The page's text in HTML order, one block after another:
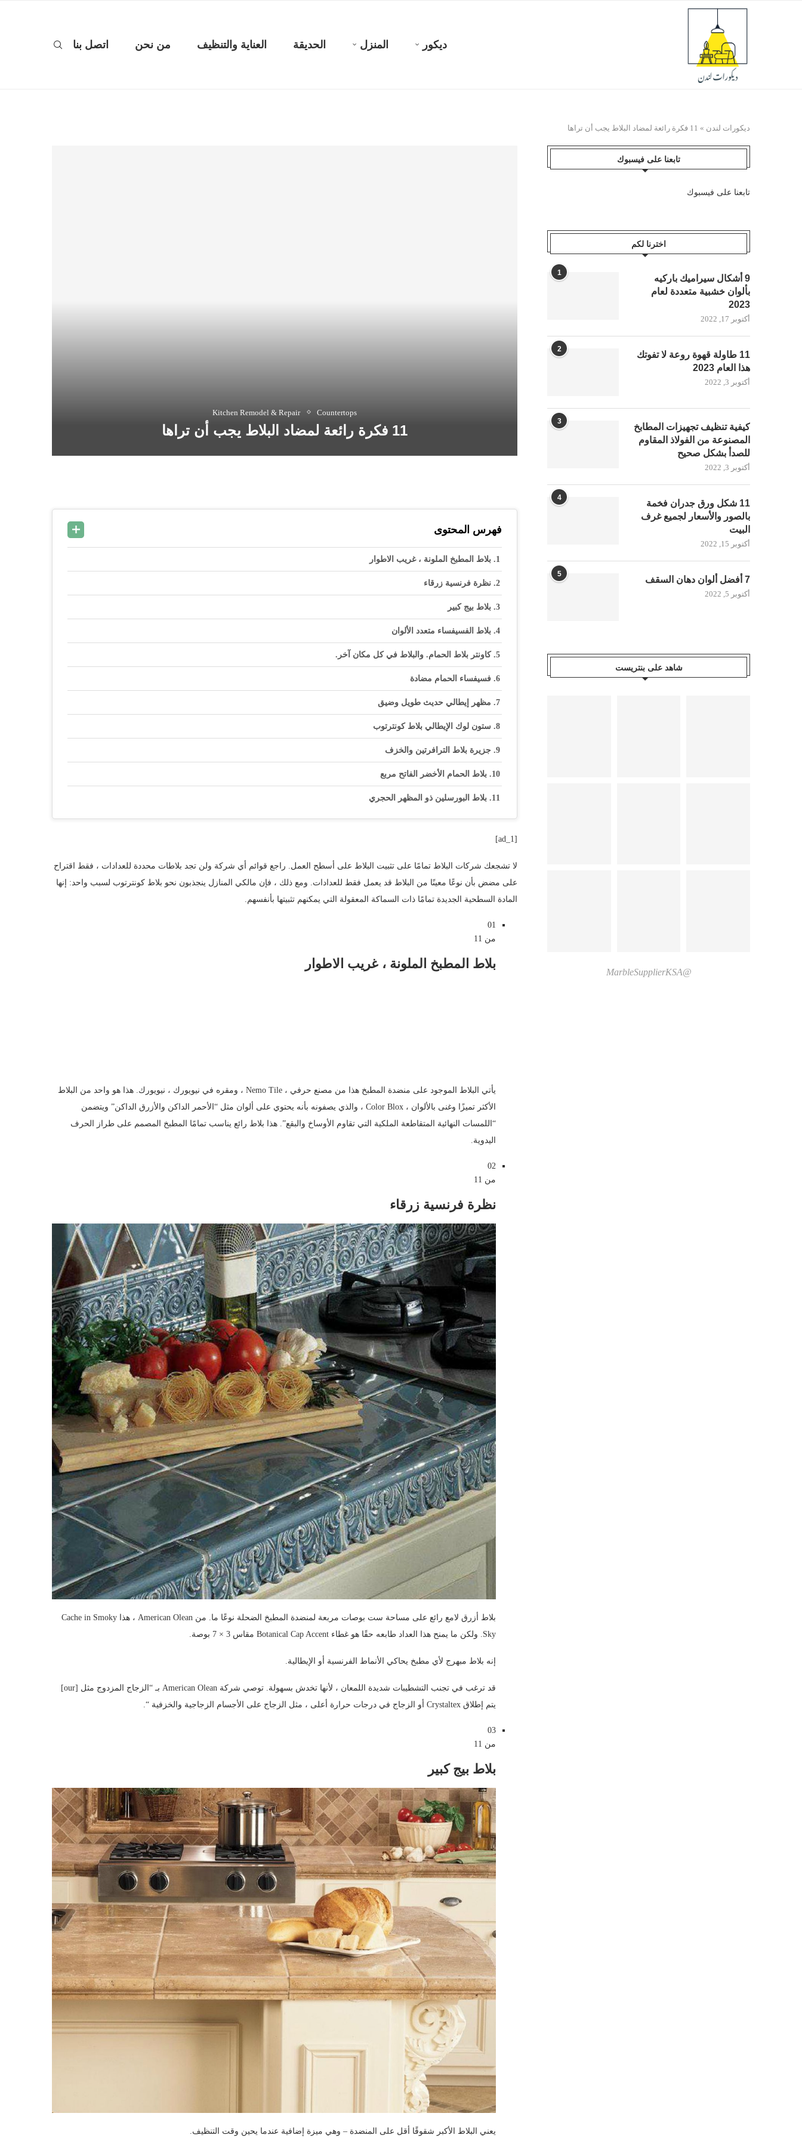
ديكور المنزل الحديقة العناية والتنظيف من نحن اتصل بنا
ديكورات لندن » 11 فكرة رائعة لمضاد البلاط يجب أن تراها
Countertops
Kitchen Remodel & Repair
11 فكرة رائعة لمضاد البلاط يجب أن تراها
فهرس المحتوى
بلاط المطبخ الملونة ، غريب الاطوار
نظرة فرنسية زرقاء
بلاط بيج كبير
بلاط الفسيفساء متعدد الألوان
كاونتر بلاط الحمام. والبلاط في كل مكان آخر.
فسيفساء الحمام مضادة
مظهر إيطالي حديث طويل وضيق
ستون لوك الإيطالي بلاط كونترتوب
جزيرة بلاط الترافرتين والخزف
بلاط الحمام الأخضر الفاتح مربع
بلاط البورسلين ذو المظهر الحجري
[ad_1]
لا تشجعك شركات البلاط تمامًا على تثبيت البلاط على أسطح العمل. راجع قوائم أي شركة ولن تجد بلاطات محددة للعدادات ، فقط اقتراح
على مضض بأن نوعًا معينًا من البلاط قد يعمل فقط للعدادات. ومع ذلك ، فإن مالكي المنازل ينجذبون نحو بلاط كونترتوب لسبب واحد: إنها
المادة السطحية الجديدة تمامًا ذات السماكة المعقولة التي يمكنهم تثبيتها بأنفسهم.
01
من 11
بلاط المطبخ الملونة ، غريب الاطوار
يأتي البلاط الموجود على منضدة المطبخ هذا من مصنع حرفي ، Nemo Tile ، ومقره في نيويورك ، نيويورك. هذا هو واحد من البلاط
الأكثر تميزًا وغنى بالألوان ، Color Blox ، والذي يصفونه بأنه يحتوي على ألوان مثل “الأحمر الداكن والأزرق الداكن” ويتضمن
“اللمسات النهائية المتقاطعة الملكية التي تقاوم الأوساخ والبقع”. هذا بلاط رائع يناسب تمامًا المطبخ المصمم على طراز الحرف
اليدوية.
02
من 11
نظرة فرنسية زرقاء
بلاط أزرق لامع رائع على مساحة ست بوصات مربعة لمنضدة المطبخ الضحلة نوعًا ما. من American Olean ، هذا Cache in Smoky
Sky. ولكن ما يمنح هذا العداد طابعه حقًا هو غطاء Botanical Cap Accent مقاس 3 × 7 بوصة.
إنه بلاط مبهرج لأي مطبخ يحاكي الأنماط الفرنسية أو الإيطالية.
قد ترغب في تجنب التشطيبات شديدة اللمعان ، لأنها تخدش بسهولة. توصي شركة American Olean بـ “الزجاج المزدوج مثل [our]
يتم إطلاق Crystaltex أو الزجاج في درجات حرارة أعلى ، مثل الزجاج على الأجسام الزجاجية والخزفية “.
03
من 11
بلاط بيج كبير
يعني البلاط الأكبر شقوقًا أقل على المنضدة – وهي ميزة إضافية عندما يحين وقت التنظيف.
تابعنا على فيسبوك
تابعنا على فيسبوك
اخترنا لكم
1
9 أشكال سيراميك باركيه
بألوان خشبية متعددة لعام
2023
أكتوبر 17, 2022
2
11 طاولة قهوة روعة لا تفوتك
هذا العام 2023
أكتوبر 3, 2022
3
كيفية تنظيف تجهيزات المطابخ
المصنوعة من الفولاذ المقاوم
للصدأ بشكل صحيح
أكتوبر 3, 2022
4
11 شكل ورق جدران فخمة
بالصور والأسعار لجميع غرف
البيت
أكتوبر 15, 2022
5
7 أفضل ألوان دهان السقف
أكتوبر 5, 2022
شاهد على بنتريست
@MarbleSupplierKSA